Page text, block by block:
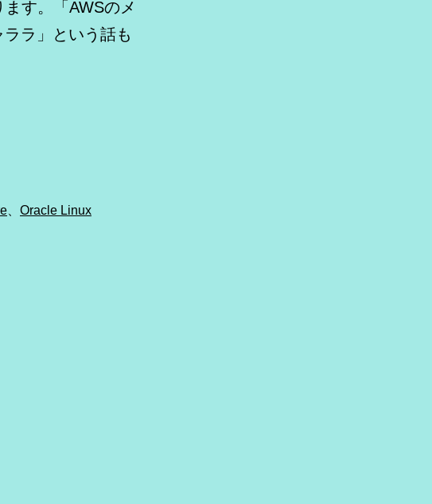
す。「AWSのメ
ラ」という話も
、 Oracle Linux